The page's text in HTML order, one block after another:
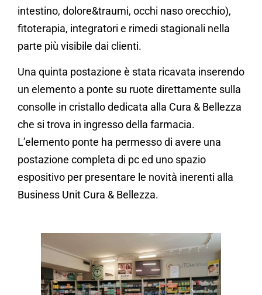
intestino, dolore&traumi, occhi naso orecchio),
fitoterapia, integratori e rimedi stagionali nella
parte più visibile dai clienti.
Una quinta postazione è stata ricavata inserendo
un elemento a ponte su ruote direttamente sulla
consolle in cristallo dedicata alla Cura & Bellezza
che si trova in ingresso della farmacia.
L’elemento ponte ha permesso di avere una
postazione completa di pc ed uno spazio
espositivo per presentare le novità inerenti alla
Business Unit Cura & Bellezza.